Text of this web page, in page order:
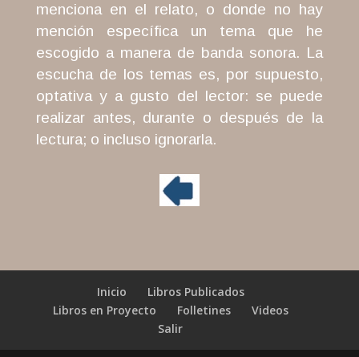
menciona en el relato, o donde no hay
mención específica un tema que he
escogido a manera de banda sonora. La
escucha de los temas es, por supuesto,
optativa y a gusto del lector: se puede
realizar antes, durante o después de la
lectura; o incluso ignorarla.
Inicio
Libros Publicados
Libros en Proyecto
Folletines
Videos
Salir